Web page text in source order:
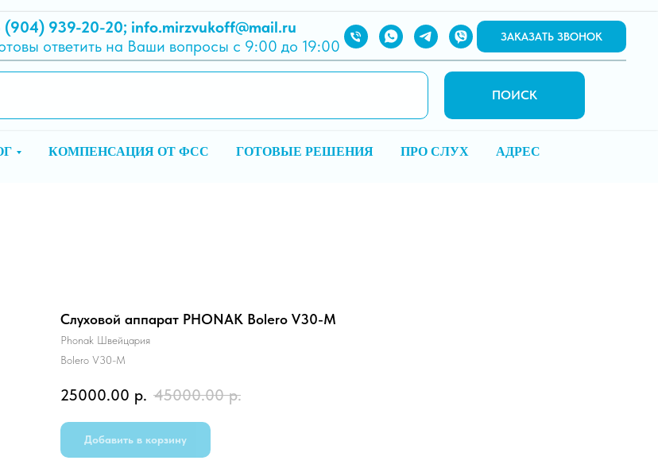
(904) 939-20-20; info.mirzvukoff@mail.ru
ответить на Ваши вопросы с 9:00 до 19:00
ЗАКАЗАТЬ ЗВОНОК
ПОИСК
КОМПЕНСАЦИЯ ОТ ФСС ГОТОВЫЕ РЕШЕНИЯ ПРО СЛУХ АДРЕС
Слуховой аппарат PHONAK Bolero V30-M
Phonak Швейцария
Bolero V30-M
25000.00 р. 45000.00 р.
Добавить в корзину